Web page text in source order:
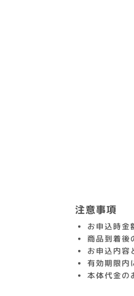
注意事項
お申込時金
商品到着後
お申込内容
有効期限内
本体代金の